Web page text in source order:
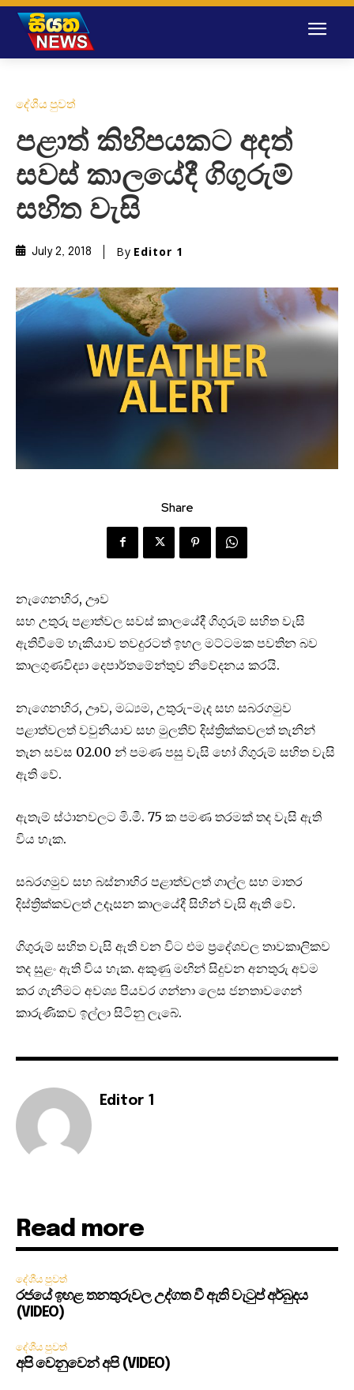
දේශීය පුවත්
පළාත් කිහිපයකට අදත්
සවස් කාලයේදී ගිගුරුම්
සහිත වැසි
July 2, 2018 By Editor 1
Share
නැගෙනහිර, ඌව
සහ උතුරු පළාත්වල සවස් කාලයේදී ගිගුරුම් සහිත වැසි
ඇතිවීමේ හැකියාව තවදුරටත් ඉහල මට්ටමක පවතින බව
කාලගුණවිද්‍යා දෙපාර්තමේන්තුව නිවේදනය කරයි.
නැගෙනහිර, ඌව, මධ්‍යම, උතුරු-මැද සහ සබරගමුව
පළාත්වලත් වවුනියාව සහ මුලතිව් දිස්ත්‍රික්කවලත් තැනින්
තැන සවස 02.00 න් පමණ පසු වැසි හෝ ගිගුරුම් සහිත වැසි
ඇති වේ.
ඇතැම් ස්ථානවලට මි.මී. 75 ක පමණ තරමක් තද වැසි ඇති
විය හැක.
සබරගමුව සහ බස්නාහිර පළාත්වලත් ගාල්ල සහ මාතර
දිස්ත්‍රික්කවලත් උදෑසන කාලයේදී සිහින් වැසි ඇති වේ.
ගිගුරුම් සහිත වැසි ඇති වන විට එම ප්‍රදේශවල තාවකාලිකව
තද සුළං ඇති විය හැක. අකුණු මඟින් සිදුවන අනතුරු අවම
කර ගැනීමට අවශ්‍ය පියවර ගන්නා ලෙස ජනතාවගෙන්
කාරුණිකව ඉල්ලා සිටිනු ලැබේ.
Editor 1
Read more
දේශීය පුවත්
රජයේ ඉහළ තනතුරුවල උද්ගත වී ඇති වැටුප් අර්බුදය
(VIDEO)
දේශීය පුවත්
අපි වෙනුවෙන් අපි (VIDEO)